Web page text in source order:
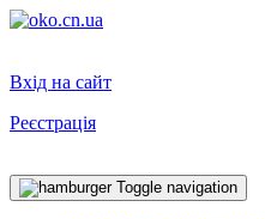
Вхід на сайт
Реєстрація
Toggle navigation